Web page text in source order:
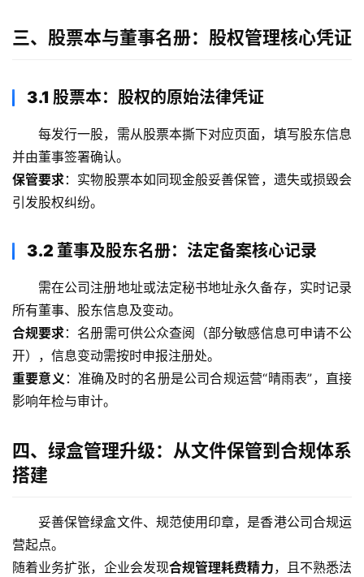
三、股票本与董事名册：股权管理核心凭证
3.1 股票本：股权的原始法律凭证
每发行一股，需从股票本撕下对应页面，填写股东信息
并由董事签署确认。
保管要求：实物股票本如同现金般妥善保管，遗失或损毁会
引发股权纠纷。
3.2 董事及股东名册：法定备案核心记录
需在公司注册地址或法定秘书地址永久备存，实时记录
所有董事、股东信息及变动。
合规要求：名册需可供公众查阅（部分敏感信息可申请不公
开），信息变动需按时申报注册处。
重要意义 ：准确及时的名册是公司合规运营“晴雨表”，直接
影响年检与审计。
四、绿盒管理升级：从文件保管到合规体系
搭建
妥善保管绿盒文件、规范使用印章，是香港公司合规运
营起点。
随着业务扩张，企业会发现合规管理耗费精力，且不熟悉法